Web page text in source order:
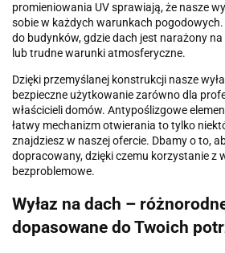
promieniowania UV sprawiają, że nasze
sobie w każdych warunkach pogodowych.
do budynków, gdzie dach jest narażony
lub trudne warunki atmosferyczne.
Dzięki przemyślanej konstrukcji nasze
bezpieczne użytkowanie zarówno dla
właścicieli domów. Antypoślizgowe
łatwy mechanizm otwierania to tylko
znajdziesz w naszej ofercie. Dbamy o to,
dopracowany, dzięki czemu korzystanie z
bezproblemowe.
Wyłaz na dach –
dopasowane do Twoich